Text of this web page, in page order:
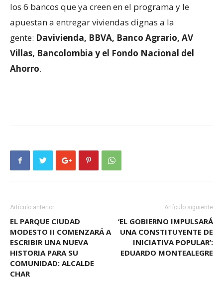
los 6 bancos que ya creen en el programa y le
apuestan a entregar viviendas dignas a la
gente: Davivienda, BBVA, Banco Agrario, AV
Villas, Bancolombia y el Fondo Nacional del
Ahorro.
Artículo anterior
EL PARQUE CIUDAD
MODESTO II COMENZARÁ A
ESCRIBIR UNA NUEVA
HISTORIA PARA SU
COMUNIDAD: ALCALDE
CHAR
Artículo siguiente
‘EL GOBIERNO IMPULSARÁ
UNA CONSTITUYENTE DE
INICIATIVA POPULAR’:
EDUARDO MONTEALEGRE